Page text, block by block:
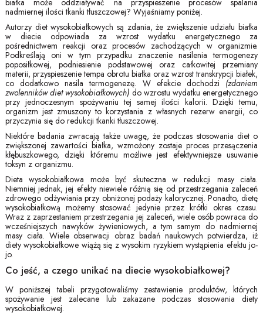
białka może oddziaływać na przyspieszenie procesów spalania
nadmiernej ilości tkanki tłuszczowej? Wyjaśniamy poniżej.
Autorzy diet wysokobiałkowych są zdania, że zwiększenie udziału białka
w diecie odpowiada za wzrost wydatku energetycznego za
pośrednictwem reakcji oraz procesów zachodzących w organizmie.
Podkreślają oni w tym przypadku znaczenie nasilenia termogenezy
poposiłkowej, podniesienie podstawowej oraz całkowitej przemiany
materii, przyspieszenie tempa obrotu białka oraz wzrost transkrypcji białek,
co dodatkowo nasila termogenezę. W efekcie dochodzi (zdaniem
zwolenników diet wysokobiałkowych) do wzrostu wydatku energetycznego
przy jednoczesnym spożywaniu tej samej ilości kalorii. Dzięki temu,
organizm jest zmuszony to korzystania z własnych rezerw energii, co
przyczynia się do redukcji tkanki tłuszczowej.
Niektóre badania zwracają także uwagę, że podczas stosowania diet o
zwiększonej zawartości białka, wzmożony zostaje proces przesączenia
kłębuszkowego, dzięki któremu możliwe jest efektywniejsze usuwanie
toksyn z organizmu.
Dieta wysokobiałkowa może być skuteczna w redukcji masy ciała.
Niemniej jednak, jej efekty niewiele różnią się od przestrzegania zaleceń
zdrowego odżywiania przy obniżonej podaży kalorycznej. Ponadto, dietę
wysokobiałkową możemy stosować jedynie przez krótki okres czasu.
Wraz z zaprzestaniem przestrzegania jej zaleceń, wiele osób powraca do
wcześniejszych nawyków żywieniowych, a tym samym do nadmiernej
masy ciała. Wiele obserwacji obraz badań naukowych potwierdza, iż
diety wysokobiałkowe wiążą się z wysokim ryzykiem wystąpienia efektu jo-
jo.
Co jeść, a czego unikać na diecie wysokobiałkowej?
W poniższej tabeli przygotowaliśmy zestawienie produktów, których
spożywanie jest zalecane lub zakazane podczas stosowania diety
wysokobiałkowej.